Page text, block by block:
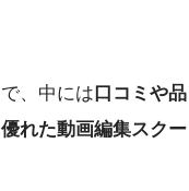
、中には口コミや品
れた動画編集スクー